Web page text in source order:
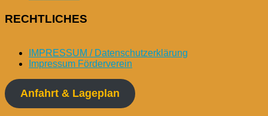
RECHTLICHES
IMPRESSUM / Datenschutzerklärung
Impressum Förderverein
Anfahrt & Lageplan